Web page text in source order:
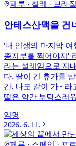
페루 · 칠레 · 브라질
안테스산맥을 건
'내 인생의 마지막 여
종지부를 찍어야지'
라는 설레임으로 지
다. 딸이 긴 휴가를
간, 나도 같이 가~ 라
딸은 약간 부담스러
익명
2026. 6. 11.
페루 · 스페인 · 포